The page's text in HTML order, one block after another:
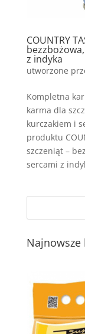
COUNTRY
z indyka
utworzone
Kompletna
karma dla
kurczakiem i
produktu
szczeniąt –
sercami z
Najnowsze